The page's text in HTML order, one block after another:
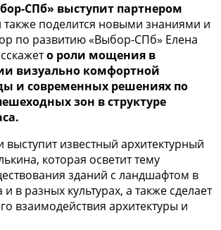
СПб» выступит партнером
также поделится новыми знаниями и
по развитию «Выбор-СПб» Елена
о роли мощения в
визуально комфортной
и современных решениях по
зон в структуре
известный архитектурный
которая осветит тему
зданий с ландшафтом в
в разных культурах, а также сделает
взаимодействия архитектуры и